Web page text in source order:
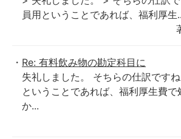
員用ということであれば、福利厚生
Re: 有料飲み物の勘定科目に
失礼しました。 そちらの仕訳です
ということであれば、福利厚生費で
か...